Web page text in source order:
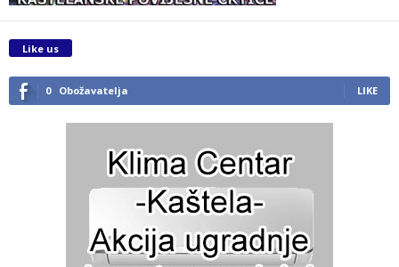
Like us
0 Obožavatelja LIKE